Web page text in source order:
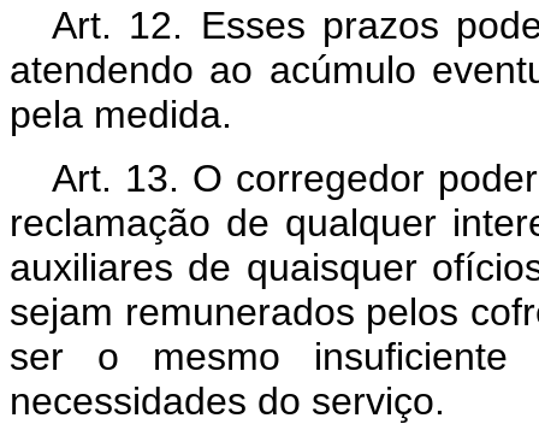
Art. 12. Esses prazos
atendendo ao acúmulo
pela medida.
Art. 13. O corregedor
reclamação de qualquer
auxiliares de quaisquer
sejam remunerados pelos
ser o mesmo
necessidades do serviço.